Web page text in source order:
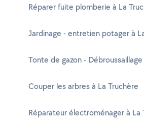
Réparer fuite plomberie à La
Jardinage - entretien potager à
Tonte de gazon -
Couper les arbres à La Truchère
Réparateur électroménager à La